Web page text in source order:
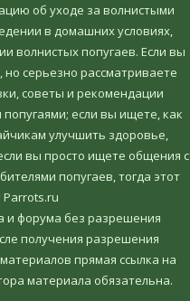
об уходе за волнистыми
в домашних условиях,
волнистых попугаев. Если вы
но серьезно рассматриваете
советы и рекомендации
если вы ищете, как
улучшить здоровье,
вы просто ищете общения с
попугаев, тогда этот
Parrots.ru
и форума без разрешения
получения разрешения
прямая ссылка на
материала обязательна.